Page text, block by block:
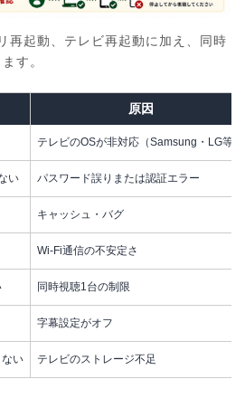
再起動、テレビ再起動に加え、同時
す。
原因
テレビのOSが非対応（Samsung・LG等）
い パスワード誤りまたは認証エラー
キャッシュ・バグ
Wi-Fi通信の不安定さ
同時視聴1台の制限
字幕設定がオフ
い テレビのストレージ不足